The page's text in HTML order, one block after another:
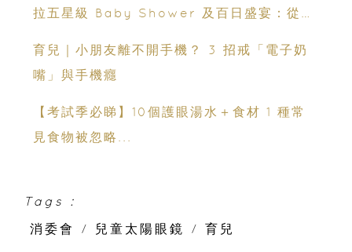
拉五星級 Baby Shower 及百日盛宴：從米
育兒｜小朋友離不開手機？ 3 招戒「電子奶
嘴」與手機癮
【考試季必睇】10個護眼湯水＋食材 1 種常
見食物被忽略...
Tags :
消委會
/ 兒童太陽眼鏡 / 育兒